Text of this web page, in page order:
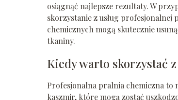
osiągnąć najlepsze rezultaty. W
skorzystanie z usług
chemicznych mogą skutecznie
tkaniny.
Kiedy warto skorzystać
Profesjonalna pralnia chemiczna to
kaszmir, które mogą zostać